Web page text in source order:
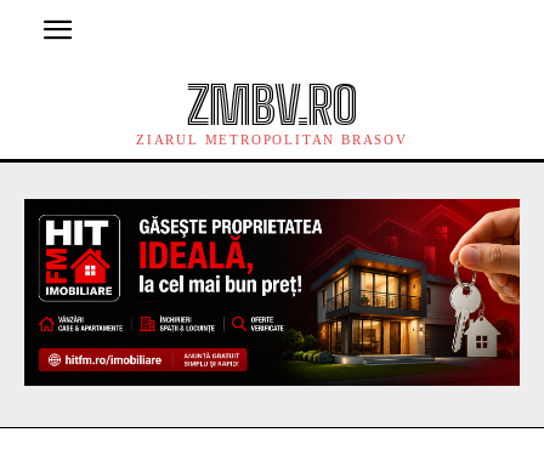
ZMBV.RO
ZIARUL METROPOLITAN BRASOV